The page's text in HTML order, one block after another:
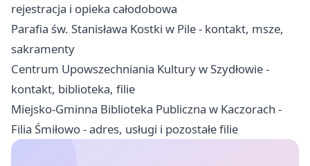
rejestracja i opieka całodobowa
Parafia św. Stanisława Kostki w Pile - kontakt, msze,
sakramenty
Centrum Upowszechniania Kultury w Szydłowie -
kontakt, biblioteka, filie
Miejsko-Gminna Biblioteka Publiczna w Kaczorach -
Filia Śmiłowo - adres, usługi i pozostałe filie